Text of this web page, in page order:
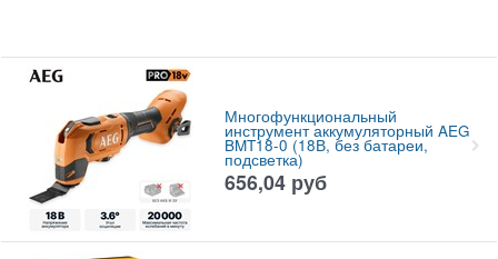
Многофункциональный
инструмент аккумуляторный AEG
BMT18-0 (18В, без батареи,
подсветка)
656,04 руб